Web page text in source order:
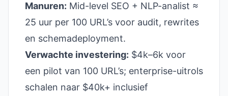
Manuren: Mid-level SEO + NLP-analist ≈
25 uur per 100 URL’s voor audit, rewrites
en schemadeployment.
Verwachte investering: $4k–6k voor
een pilot van 100 URL’s; enterprise-uitrols
schalen naar $40k+ inclusief